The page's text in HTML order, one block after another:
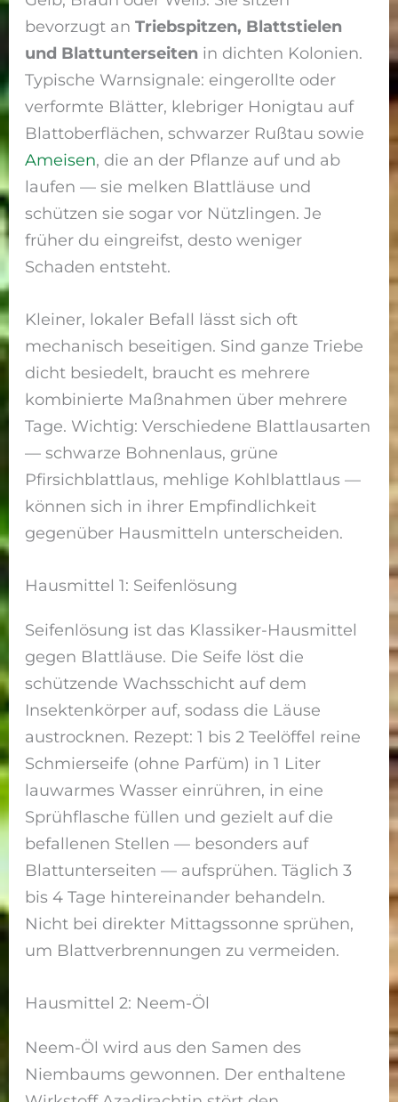
bevorzugt anTriebspitzen, Blattstielen
und Blattunterseiten in dichten Kolonien.
Typische Warnsignale: eingerollte oder
verformte Blätter, klebriger Honigtau auf
Blatt­oberflächen, schwarzer Rußtau sowie
Ameisen, die an der Pflanze auf und ab
laufen — sie melken Blattläuse und
schützen sie sogar vor Nützlingen. Je
früher du eingreifst, desto weniger
Schaden entsteht.
Kleiner, lokaler Befall lässt sich oft
mechanisch beseitigen. Sind ganze Triebe
dicht besiedelt, braucht es mehrere
kombinierte Maßnahmen über mehrere
Tage. Wichtig: Verschiedene Blattlausarten
— schwarze Bohnenlaus, grüne
Pfirsichblattlaus, mehlige Kohlblattlaus —
können sich in ihrer Empfindlichkeit
gegenüber Hausmitteln unterscheiden.
Hausmittel 1: Seifenlösung
Seifenlösung ist das Klassiker-Hausmittel
gegen Blattläuse. Die Seife löst die
schützende Wachsschicht auf dem
Insektenkörper auf, sodass die Läuse
austrocknen. Rezept: 1 bis 2 Teelöffel reine
Schmierseife (ohne Parfüm) in 1 Liter
lauwarmes Wasser einrühren, in eine
Sprühflasche füllen und gezielt auf die
befallenen Stellen — besonders auf
Blattunterseiten — aufsprühen. Täglich 3
bis 4 Tage hintereinander behandeln.
Nicht bei direkter Mittagssonne sprühen,
um Blattverbrennungen zu vermeiden.
Hausmittel 2: Neem-Öl
Neem-Öl wird aus den Samen des
Niembaums gewonnen. Der enthaltene